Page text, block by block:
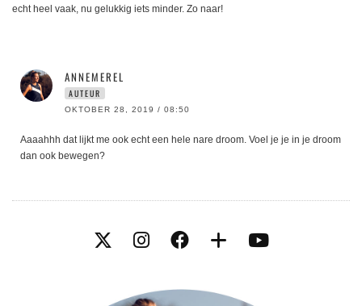
echt heel vaak, nu gelukkig iets minder. Zo naar!
ANNEMEREL
AUTEUR
OKTOBER 28, 2019 / 08:50
Aaaahhh dat lijkt me ook echt een hele nare droom. Voel je je in je droom
dan ook bewegen?